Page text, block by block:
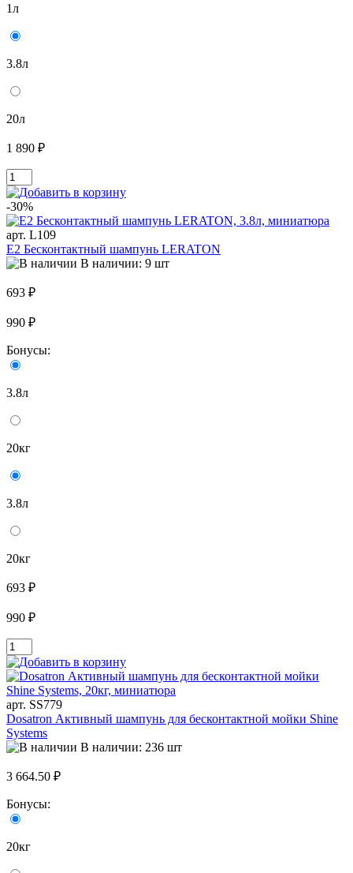
1л
3.8л
20л
1 890 ₽
-30%
арт. L109
E2 Бесконтактный шампунь LERATON
В наличии: 9 шт
693 ₽
990 ₽
Бонусы:
3.8л
20кг
3.8л
20кг
693 ₽
990 ₽
арт. SS779
Dosatron Активный шампунь для бесконтактной мойки Shine
Systems
В наличии: 236 шт
3 664.50 ₽
Бонусы:
20кг